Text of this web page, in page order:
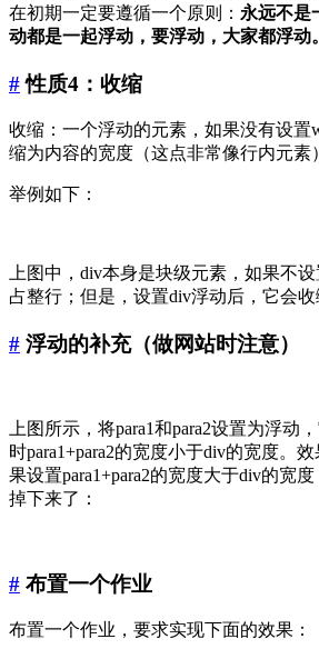
在初期一定要遵循一个原则： 永远不是
动都是一起浮动，要浮动，大家都浮动。
#性质4：收缩
收缩：一个浮动的元素，如果没有设置
缩为内容的宽度（这点非常像行内元素
举例如下：
上图中，div本身是块级元素，如果不
占整行；但是，设置div浮动后，它会收
# 浮动的补充（做网站时注意）
上图所示，将para1和para2设置为浮动
时para1+para2的宽度小于div的宽度。
果设置para1+para2的宽度大于div的宽
掉下来了：
# 布置一个作业
布置一个作业，要求实现下面的效果：